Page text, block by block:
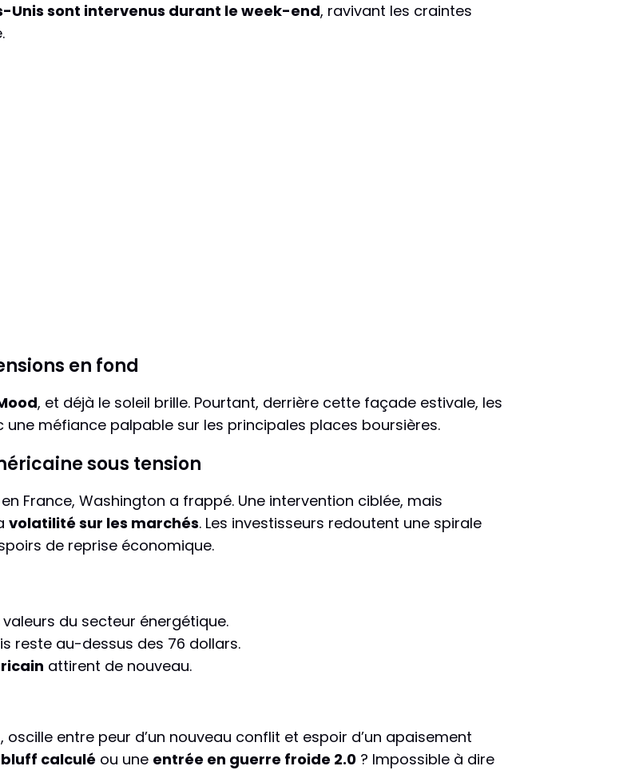
Unis sont intervenus durant le week-end, ravivant les craintes
en fond
, et déjà le soleil brille. Pourtant, derrière cette façade estivale, les
méfiance palpable sur les principales places boursières.
sous tension
France, Washington a frappé. Une intervention ciblée, mais
volatilité sur les marchés. Les investisseurs redoutent une spirale
de reprise économique.
du secteur énergétique.
reste au-dessus des 76 dollars.
attirent de nouveau.
entre peur d’un nouveau conflit et espoir d’un apaisement
bluff calculé ou une entrée en guerre froide 2.0 ? Impossible à dire